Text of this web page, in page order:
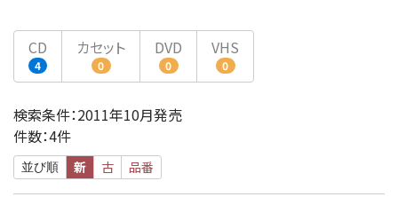
CD
4
カセット
0
DVD
0
VHS
0
検索条件：2011年10月発売
件数：4件
並び順 新 古 品番